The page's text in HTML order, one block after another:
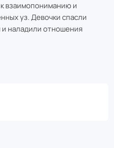
взаимопониманию и
уз. Девочки спасли
наладили отношения